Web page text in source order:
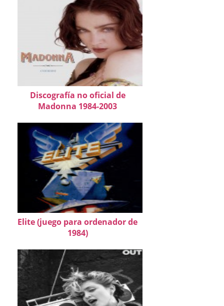
Discografía no oficial de
Madonna 1984-2003
Elite (juego para ordenador de
1984)